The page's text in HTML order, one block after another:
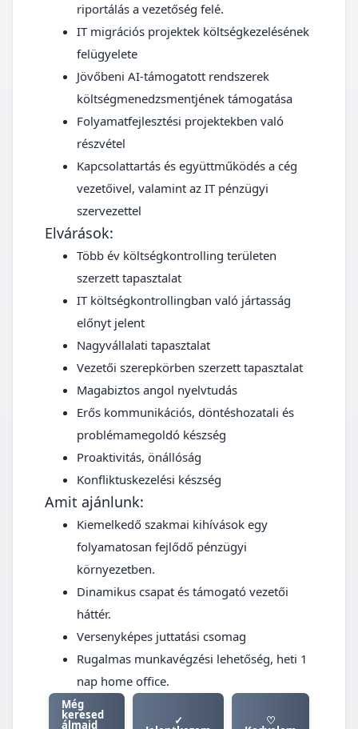
riportálás a vezetőség felé.
IT migrációs projektek költségkezelésének
felügyelete
Jövőbeni AI-támogatott rendszerek
költségmenedzsmentjének támogatása
Folyamatfejlesztési projektekben való
részvétel
Kapcsolattartás és együttműködés a cég
vezetőivel, valamint az IT pénzügyi
szervezettel
Elvárások:
Több év költségkontrolling területen
szerzett tapasztalat
IT költségkontrollingban való jártasság
előnyt jelent
Nagyvállalati tapasztalat
Vezetői szerepkörben szerzett tapasztalat
Magabiztos angol nyelvtudás
Erős kommunikációs, döntéshozatali és
problémamegoldó készség
Proaktivitás, önállóság
Konfliktuskezelési készség
Amit ajánlunk:
Kiemelkedő szakmai kihívások egy
folyamatosan fejlődő pénzügyi
környezetben.
Dinamikus csapat és támogató vezetői
háttér.
Versenyképes juttatási csomag
Rugalmas munkavégzési lehetőség, heti 1
nap home office.
Még
keresed
álmaid ✓ ♡